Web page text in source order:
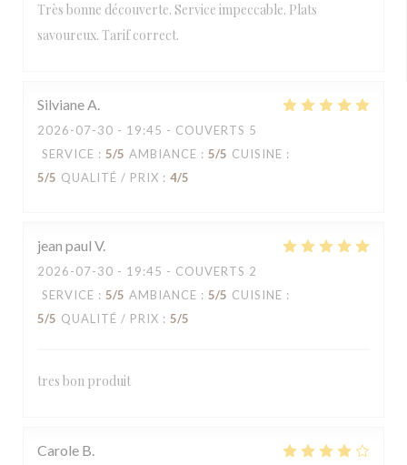
Très bonne découverte. Service impeccable. Plats
savoureux. Tarif correct.
SilvianeA
2026-07-30 - 19:45 - COUVERTS 5
SERVICE : 5/5 AMBIANCE : 5/5 CUISINE :
5/5 QUALITÉ / PRIX : 4/5
jean paul V
2026-07-30 - 19:45 - COUVERTS 2
SERVICE : 5/5 AMBIANCE : 5/5 CUISINE :
5/5 QUALITÉ / PRIX : 5/5
tres bon produit
Carole B